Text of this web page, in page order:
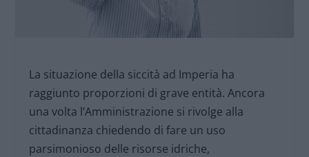
La situazione della siccità ad Imperia ha
raggiunto proporzioni di grave entità. Ancora
una volta l’Amministrazione si rivolge alla
cittadinanza chiedendo di fare un uso
parsimonioso delle risorse idriche,